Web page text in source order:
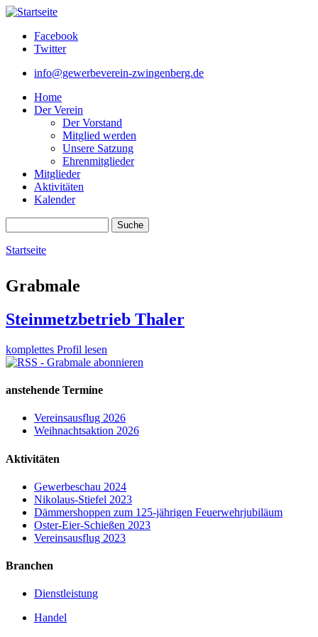
Direkt zum Inhalt
Facebook
Twitter
info@gewerbeverein-zwingenberg.de
Home
Der Verein
Der Vorstand
Mitglied werden
Unsere Satzung
Ehrenmitglieder
Mitglieder
Aktivitäten
Kalender
Startseite
Grabmale
Steinmetzbetrieb Thaler
komplettes Profil lesen
anstehende Termine
Vereinsausflug 2026
Weihnachtsaktion 2026
Aktivitäten
Gewerbeschau 2024
Nikolaus-Stiefel 2023
Dämmershoppen zum 125-jährigen Feuerwehrjubiläum
Oster-Eier-Schießen 2023
Vereinsausflug 2023
Branchen
Dienstleistung
Handel